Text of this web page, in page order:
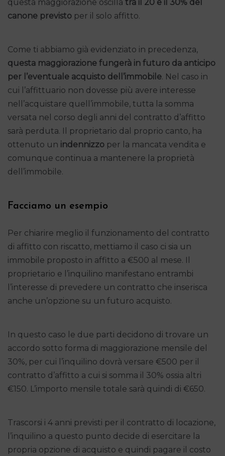
questa maggiorazione oscilla tra il 20 e il 30% del
canone previsto per il solo affitto.
Come ti abbiamo già evidenziato in precedenza,
questa maggiorazione fungerà in futuro da anticipo
per l’eventuale acquisto dell’immobile. Nel caso in
cui l’affittuario non dovesse più avere interesse
nell’acquistare quell’immobile, tutta la somma
versata nel corso degli anni del contratto d’affitto
sarà perduta. Il proprietario dal proprio canto, ha
ottenuto un indennizzo per la mancata vendita e
comunque continua a mantenere la proprietà
dell’immobile.
Facciamo un esempio
Per chiarire meglio il funzionamento del contratto
di affitto con riscatto, mettiamo il caso ci sia un
immobile proposto in affitto a €500 al mese. Il
proprietario e l’inquilino manifestano entrambi
l’interesse di prevedere un contratto che inserisca
anche un’opzione su un futuro acquisto.
In questo caso le due parti decidono di trovare un
accordo sotto forma di maggiorazione mensile del
30%, per cui l’inquilino dovrà versare €500 per il
contratto d’affitto a cui si somma il 30% ossia altri
€150. L’importo mensile totale sarà quindi di €650.
Trascorsi i 4 anni previsti per il contratto di locazione,
l’inquilino a questo punto decide di esercitare la
propria opzione di acquisto e quindi pagare il costo